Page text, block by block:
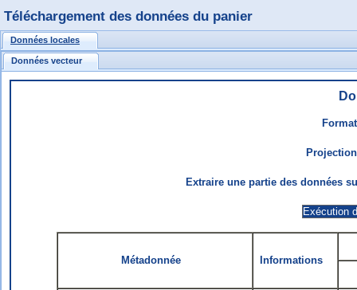
Données locales
Données vecteur
Extraire une partie des données
Métadonnée Informations
Téléchargement des données du panier